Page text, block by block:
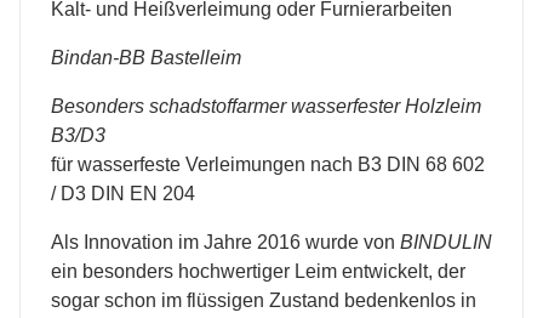
Kalt- und Heißverleimung oder Furnierarbeiten
Bindan-BB Bastelleim
Besonders schadstoffarmer wasserfester Holzleim
B3/D3
für wasserfeste Verleimungen nach B3 DIN 68 602
/ D3 DIN EN 204
Als Innovation im Jahre 2016 wurde von BINDULIN
ein besonders hochwertiger Leim entwickelt, der
sogar schon im flüssigen Zustand bedenkenlos in